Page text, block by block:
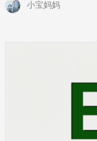
小宝妈妈